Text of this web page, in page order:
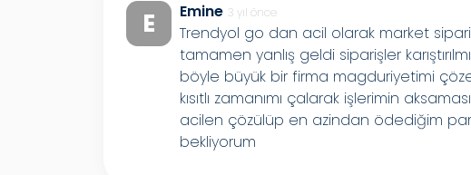
E Emine 3 yıl önce
Trendyol go dan acil olarak market
tamamen yanlış geldi siparişler
böyle büyük bir firma magduriyetimi
kısıtlı zamanımı çalarak işlerimin
acilen çözülüp en azindan ödediğim
bekliyorum